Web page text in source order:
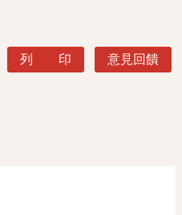
列 印 意見回饋